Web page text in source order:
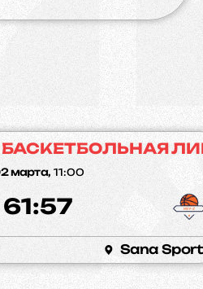
марта, 11:00
61:57
Sana Sport